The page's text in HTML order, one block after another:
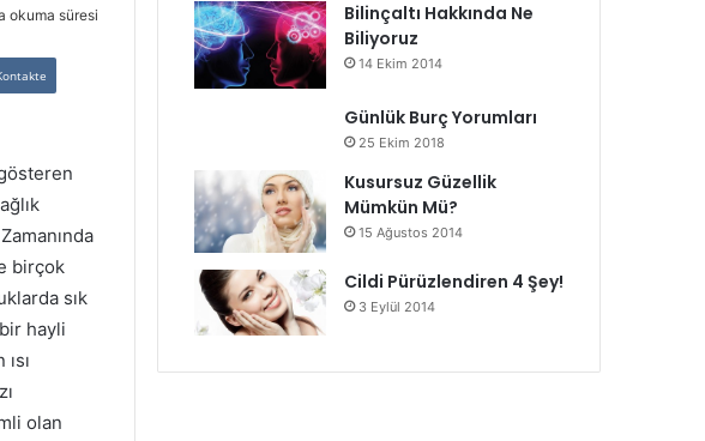
okuma süresi
birçok
sık
hayli
olan
Bilinçaltı Hakkında Ne
Biliyoruz
14 Ekim 2014
Günlük Burç Yorumları
25 Ekim 2018
Kusursuz Güzellik
Mümkün Mü?
15 Ağustos 2014
Cildi Pürüzlendiren 4 Şey!
3 Eylül 2014